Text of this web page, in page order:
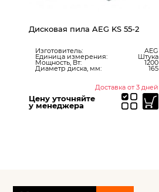
Дисковая пила AEG KS 55-2
Изготовитель: AEG
Единица измерения: Штука
Мощность, Вт: 1200
Диаметр диска, мм: 165
Доставка от 3 дней
Цену уточняйте
у менеджера